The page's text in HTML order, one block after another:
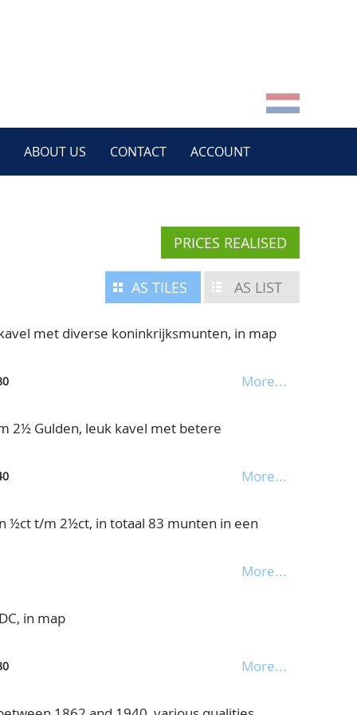
ABOUT US CONTACT ACCOUNT
PRICES REALISED
AS TILES AS LIST
met diverse koninkrijksmunten, in map
More...
2½ Gulden, leuk kavel met betere
More...
½ct t/m 2½ct, in totaal 83 munten in een
More...
in map
More...